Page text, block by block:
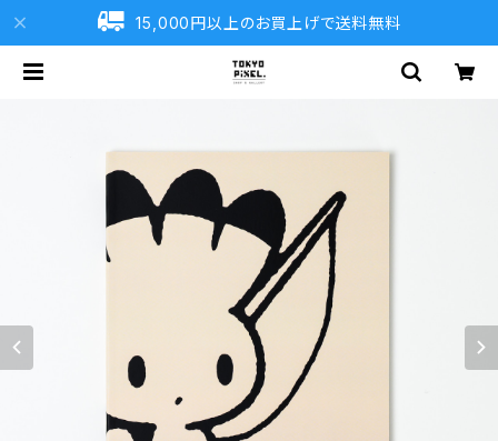
15,000円以上のお買上げで送料無料